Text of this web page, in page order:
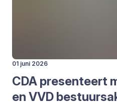
01 juni 2026
CDA pre­sen­teert
en VVD